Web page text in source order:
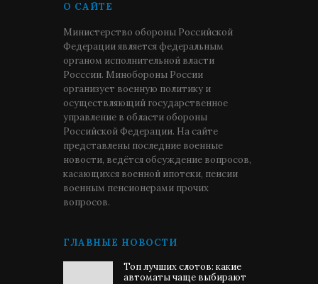
О САЙТЕ
Министерство обороны Российской
Федерации является федеральным
органом исполнительной власти
Росссии. Минобороны России
организует военную политику и
осуществляющий государственное
управление в области обороны
Российской Федерации. На сайте
представлены последние военные
новости, ведётся обсуждение вопросов,
касающихся военной ипотеки, пенсии
военным пенсионерами прочих
вопросов.
ГЛАВНЫЕ НОВОСТИ
Топ лучших слотов: какие
автоматы чаще выбирают